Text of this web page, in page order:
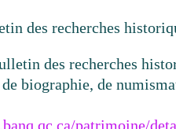
des recherches
des recherches
biographie, de
patrimoine/